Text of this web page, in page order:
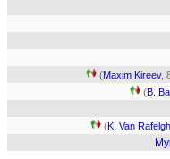
(Maxim Kireev,
(B.
(K. Van